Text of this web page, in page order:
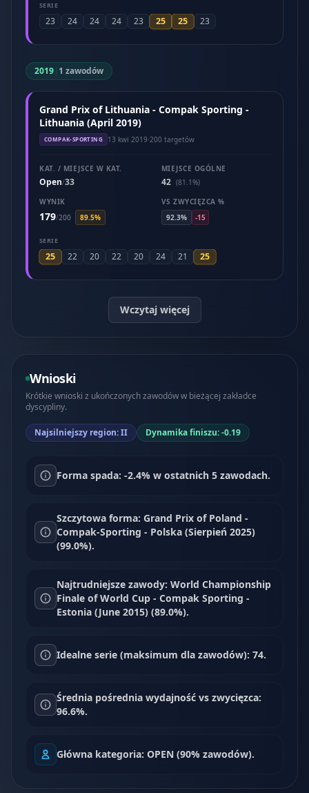
SERIE
23 24 24 24 23 25 25 23
2019| 1 zawodów
Grand Prix of Lithuania - Compak Sporting -
Lithuania (April 2019)
COMPAK-SPORTING 13 kwi 2019·200 targetów
KAT. / MIEJSCE W KAT.
Open/33
MIEJSCE OGÓLNE
42 (81.1%)
WYNIK
179/200 89.5%
VS ZWYCIĘZCA %
92.3%
-15
SERIE
25 22 20 22 20 24 21 25
Wczytaj więcej
Wnioski
Krótkie wnioski z ukończonych zawodów w bieżącej zakładce
dyscypliny.
Najsilniejszy region: II Dynamika finiszu: -0.19
Forma spada: -2.4% w ostatnich 5 zawodach.
Szczytowa forma: Grand Prix of Poland -
Compak-Sporting - Polska (Sierpień 2025)
(99.0%).
Najtrudniejsze zawody: World Championship
Finale of World Cup - Compak Sporting -
Estonia (June 2015) (89.0%).
Idealne serie (maksimum dla zawodów): 74.
Średnia pośrednia wydajność vs zwycięzca:
96.6%.
Główna kategoria: OPEN (90% zawodów).